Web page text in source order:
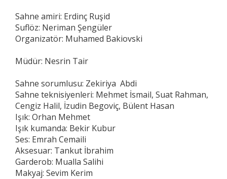
Sahne amiri: Erdinç Ruşid
Suflöz: Neriman Şengüler
Organizatör: Muhamed Bakiovski
Müdür: Nesrin Tair
Sahne sorumlusu: Zekiriya Abdi
Sahne teknisiyenleri: Mehmet İsmail, Suat Rahman,
Cengiz Halil, İzudin Begoviç, Bülent Hasan
Işık: Orhan Mehmet
Işık kumanda: Bekir Kubur
Ses: Emrah Cemaili
Aksesuar: Tankut İbrahim
Garderob: Mualla Salihi
Makyaj: Sevim Kerim